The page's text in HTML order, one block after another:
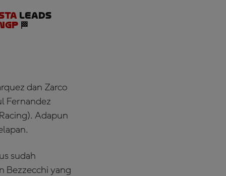
leads
🏁
dan Zarco
Fernandez
Adapun
sudah
Bezzecchi yang